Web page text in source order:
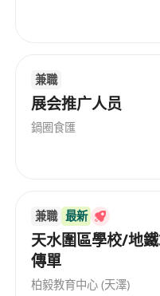
具備優秀的文字
語言
具備商業敏感度與
銷售、客服等團隊
標深度綁定
兼職
展会推广人员
鍋圈食匯
兼職 最新
天水圍區學校/地
傳單
柏毅教育中心 (天澤)